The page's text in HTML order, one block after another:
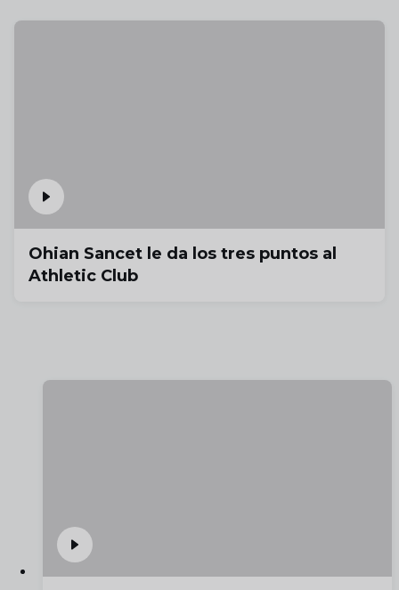
Ohian Sancet le da los tres puntos al
Athletic Club